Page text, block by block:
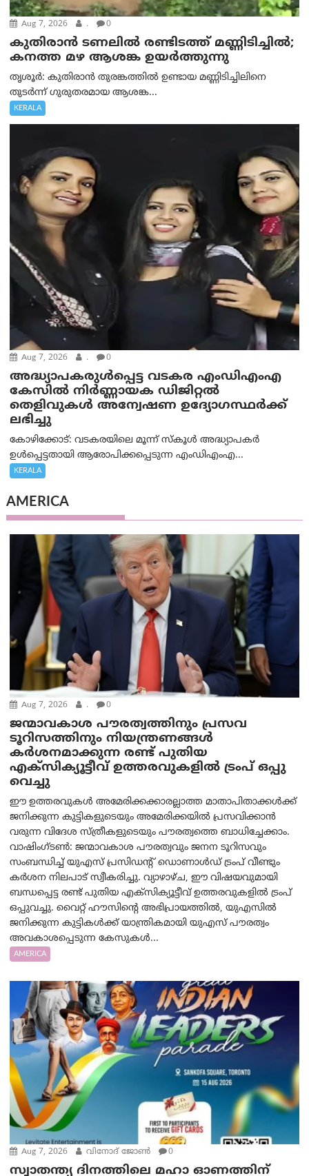
Aug 7, 2026 . 0
കുതിരാൻ ടണലിൽ രണ്ടിടത്ത് മണ്ണിടിച്ചിൽ;
കനത്ത മഴ ആശങ്ക ഉയർത്തുന്നു
തൃശൂർ: കുതിരാൻ തുരങ്കത്തിൽ ഉണ്ടായ മണ്ണിടിച്ചിലിനെ
തുടർന്ന് ഗുരുതരമായ ആശങ്ക...
KERALA
Aug 7, 2026 . 0
അദ്ധ്യാപകരുള്‍പ്പെട്ട വടകര എംഡി‌എം‌എ
കേസില്‍ നിര്‍ണ്ണായക ഡിജിറ്റല്‍
തെളിവുകള്‍ അന്വേഷണ ഉദ്യോഗസ്ഥര്‍ക്ക്
ലഭിച്ചു
കോഴിക്കോട്: വടകരയിലെ മൂന്ന് സ്കൂൾ അദ്ധ്യാപകർ
ഉൾപ്പെട്ടതായി ആരോപിക്കപ്പെടുന്ന എംഡിഎംഎ...
KERALA
AMERICA
Aug 7, 2026 . 0
ജന്മാവകാശ പൗരത്വത്തിനും പ്രസവ
ടൂറിസത്തിനും നിയന്ത്രണങ്ങൾ
കർശനമാക്കുന്ന രണ്ട് പുതിയ
എക്സിക്യൂട്ടീവ് ഉത്തരവുകളിൽ ട്രംപ് ഒപ്പു
വെച്ചു
ഈ ഉത്തരവുകൾ അമേരിക്കക്കാരല്ലാത്ത മാതാപിതാക്കൾക്ക്
ജനിക്കുന്ന കുട്ടികളുടെയും അമേരിക്കയിൽ പ്രസവിക്കാൻ
വരുന്ന വിദേശ സ്ത്രീകളുടെയും പൗരത്വത്തെ ബാധിച്ചേക്കാം.
വാഷിംഗ്ടണ്‍: ജന്മാവകാശ പൗരത്വവും ജനന ടൂറിസവും
സംബന്ധിച്ച് യുഎസ് പ്രസിഡന്റ് ഡൊണാൾഡ് ട്രംപ് വീണ്ടും
കർശന നിലപാട് സ്വീകരിച്ചു. വ്യാഴാഴ്ച, ഈ വിഷയവുമായി
ബന്ധപ്പെട്ട രണ്ട് പുതിയ എക്സിക്യൂട്ടീവ് ഉത്തരവുകളിൽ ട്രംപ്
ഒപ്പുവച്ചു. വൈറ്റ് ഹൗസിന്റെ അഭിപ്രായത്തിൽ, യുഎസിൽ
ജനിക്കുന്ന കുട്ടികൾക്ക് യാന്ത്രികമായി യുഎസ് പൗരത്വം
അവകാശപ്പെടുന്ന കേസുകൾ...
AMERICA
Aug 7, 2026 വിനോദ് ജോൺ 0
സ്വാതന്ത്യ ദിനത്തിലെ മഹാ ഓണത്തിന്